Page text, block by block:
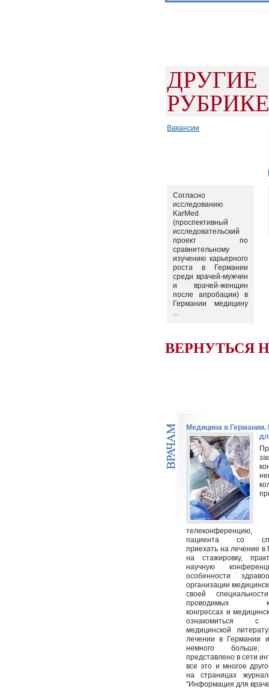
РУБРИКЕ
Вакансии
Согласно
исследованию
KarMed
(проспективный
исследовательский
проект по
сравнительному
изучению карьерного
роста в Германии
среди врачей-мужчин
и врачей-женщин
после апробации) в
Германии медицину
...
ВЕРНУТЬСЯ
Медицина в
пациента со
приехать на лечение
на стажировку,
научную
особенности
организации
своей
проводимых
конгрессах и
ознакомиться с
медицинской
лечении в Германии
немного
представлено в сети
все это и многое
на страницах
"Информация для